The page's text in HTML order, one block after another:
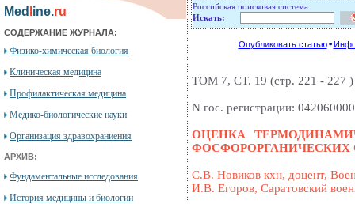
Med ine.ru
СОДЕРЖАНИЕ ЖУРНАЛА:
Физико-химическая биология
Клиническая медицина
Профилактическая медицина
Медико-биологические науки
Организация здравохраниения
АРХИВ:
Фундаментальные исследования
История медицины и биологии
Российская поисковая система
Искать:
Опубликовать статью
ТОМ 7, СТ. 19 (стр. 221 - 227 )
N гос. регистрации:
ОЦЕНКА
ФОСФОРОРГАНИЧЕСКИХ
С.В. Новиков кхн, доцент,
И.В. Егоров, Саратовский